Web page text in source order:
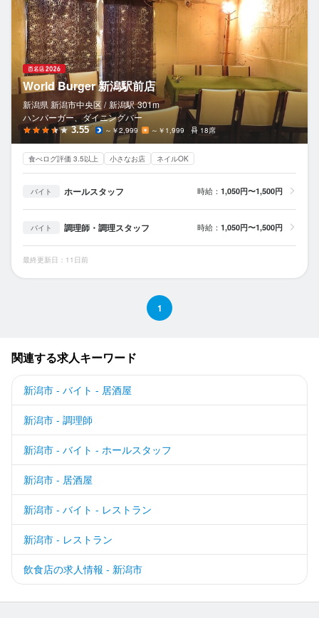
World Burger 新潟駅前店
新潟県 新潟市中央区 / 新潟駅 301m
ハンバーガー、ダイニングバー
3.55 ～￥2,999 ～￥1,999 18席
食べログ評価 3.5以上 小さなお店 ネイルOK
バイト ホールスタッフ 時給： 1,050円〜1,500円
バイト 調理師・調理スタッフ 時給： 1,050円〜1,500円
最終更新日：11日前
1
関連する求人キーワード
新潟市 - バイト - 居酒屋
新潟市 - 調理師
新潟市 - バイト - ホールスタッフ
新潟市 - 居酒屋
新潟市 - バイト - レストラン
新潟市 - レストラン
飲食店の求人情報 - 新潟市